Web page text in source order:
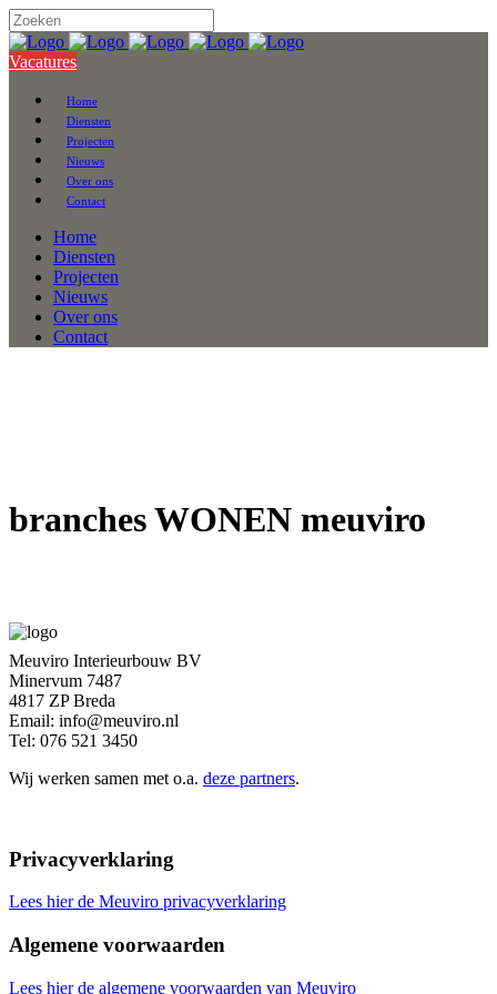
Vacatures
Home
Diensten
Projecten
Nieuws
Over ons
Contact
Home
Diensten
Projecten
Nieuws
Over ons
Contact
branches WONEN meuviro
Meuviro Interieurbouw BV
Minervum 7487
4817 ZP Breda
Email: info@meuviro.nl
Tel: 076 521 3450
Wij werken samen met o.a. deze partners.
Privacyverklaring
Lees hier de Meuviro privacyverklaring
Algemene voorwaarden
Lees hier de algemene voorwaarden van Meuviro